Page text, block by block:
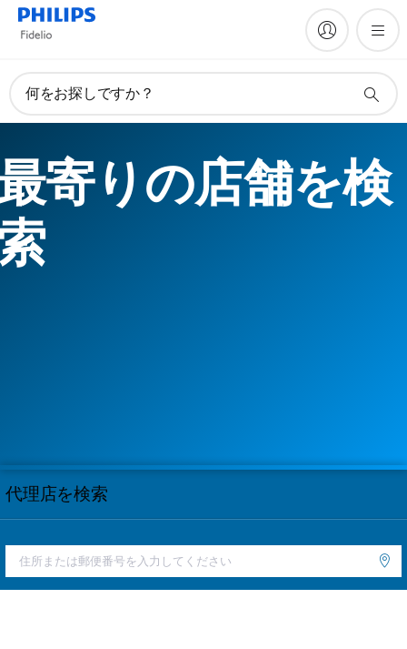
何をお探しですか？
寄りの店舗を検
代理店を検索